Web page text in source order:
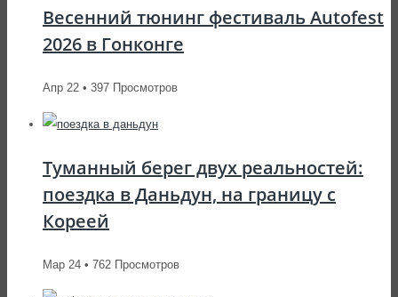
Весенний тюнинг фестиваль Autofest
2026 в Гонконге
Апр 22 • 397 Просмотров
Туманный берег двух реальностей:
поездка в Даньдун, на границу с
Кореей
Мар 24 • 762 Просмотров